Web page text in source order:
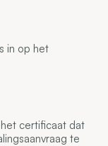
in op het
certificaat dat
te